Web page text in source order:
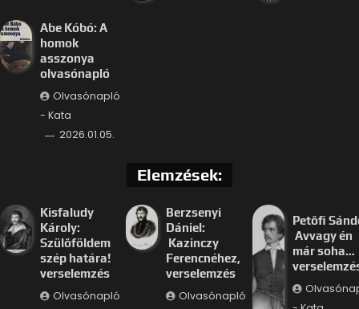
Abe Kóbó: A
homok
asszonya
olvasónapló
Olvasónapló
- Kata
2026.01.05.
Elemzések:
Kisfaludy
Károly:
Szülőföldem
szép határa!
verselemzés
Olvasónapló
Berzsenyi
Dániel:
Kazinczy
Ferencnéhez,
verselemzés
Olvasónapló
Petőfi
Avvagy én
már soha…